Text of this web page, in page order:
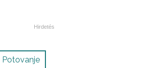
Potovanje